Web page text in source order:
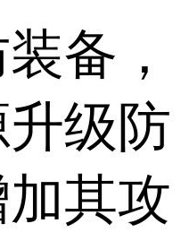
备，
级防
其攻